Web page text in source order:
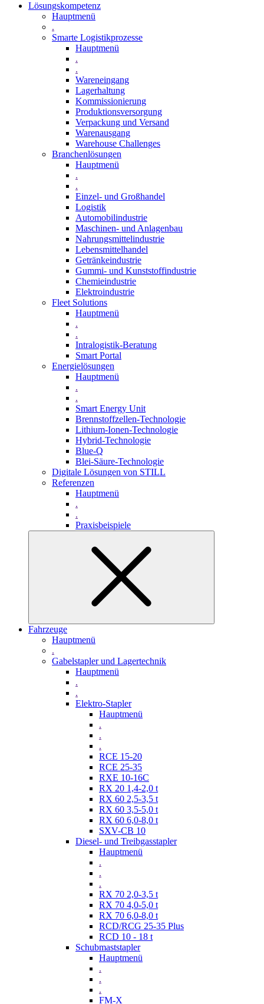
Lösungskompetenz
Hauptmenü
.
Smarte Logistikprozesse
Hauptmenü
.
.
Wareneingang
Lagerhaltung
Kommissionierung
Produktionsversorgung
Verpackung und Versand
Warenausgang
Warehouse Challenges
Branchenlösungen
Hauptmenü
.
.
Einzel- und Großhandel
Logistik
Automobilindustrie
Maschinen- und Anlagenbau
Nahrungsmittelindustrie
Lebensmittelhandel
Getränkeindustrie
Gummi­- und Kunststoffindustrie
Chemieindustrie
Elektroindustrie
Fleet Solutions
Hauptmenü
.
.
Intralogistik-Beratung
Smart Portal
Energielösungen
Hauptmenü
.
.
Smart Energy Unit
Brennstoffzellen-Technologie
Lithium-Ionen-Technologie
Hybrid-Technologie
Blue-Q
Blei-Säure-Technologie
Digitale Lösungen von STILL
Referenzen
Hauptmenü
.
.
Praxisbeispiele
Fahrzeuge
Hauptmenü
.
Gabelstapler und Lagertechnik
Hauptmenü
.
.
Elektro-Stapler
Hauptmenü
.
.
.
RCE 15-20
RCE 25-35
RXE 10-16C
RX 20 1,4-2,0 t
RX 60 2,5-3,5 t
RX 60 3,5-5,0 t
RX 60 6,0-8,0 t
SXV-CB 10
Diesel- und Treibgasstapler
Hauptmenü
.
.
.
RX 70 2,0-3,5 t
RX 70 4,0-5,0 t
RX 70 6,0-8,0 t
RCD/RCG 25-35 Plus
RCD 10 - 18 t
Schubmaststapler
Hauptmenü
.
.
.
FM-X